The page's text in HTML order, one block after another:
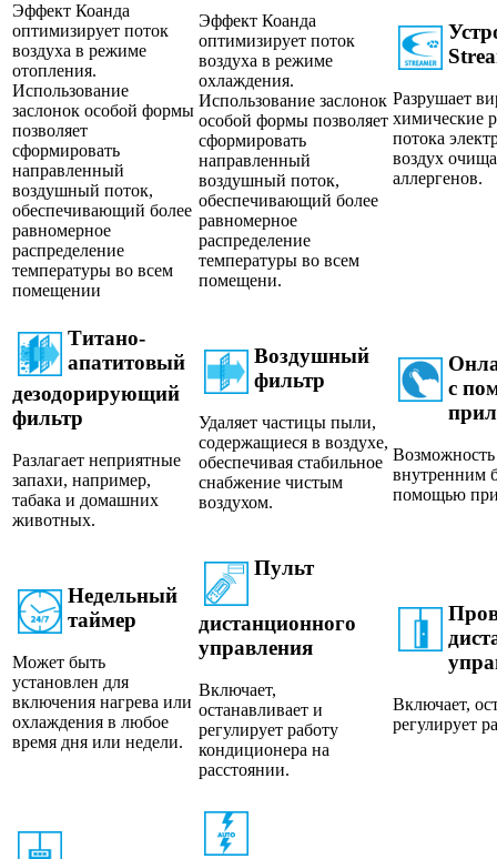
Эффект Коанда
оптимизирует поток
воздуха в режиме
отопления.
Использование
заслонок особой формы
позволяет
сформировать
направленный
воздушный поток,
обеспечивающий более
равномерное
распределение
температуры во всем
помещении
Эффект Коанда
оптимизирует поток
воздуха в режиме
охлаждения.
Использование заслонок
особой формы позволяет
сформировать
направленный
воздушный поток,
обеспечивающий более
равномерное
распределение
температуры во всем
помещени.
Разрушает
химические
потока
воздух
аллергенов.
Титано-
апатитовый
дезодорирующий
фильтр
Разлагает неприятные
запахи, например,
табака и домашних
животных.
Воздушный
фильтр
Удаляет частицы пыли,
содержащиеся в воздухе,
обеспечивая стабильное
снабжение чистым
воздухом.
с
внутренним
помощью
Недельный
таймер
Может быть
установлен для
включения нагрева или
охлаждения в любое
время дня или недели.
Пульт
дистанционного
управления
Включает,
останавливает и
регулирует работу
кондиционера на
расстоянии.
Включает,
регулирует